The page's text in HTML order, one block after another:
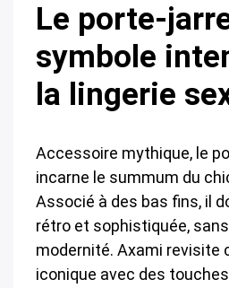
Le porte-
symbole
la lingerie
Accessoire mythique, le
incarne le summum du
Associé à des bas fins, il
rétro et sophistiquée,
modernité. Axami revisite
iconique avec des